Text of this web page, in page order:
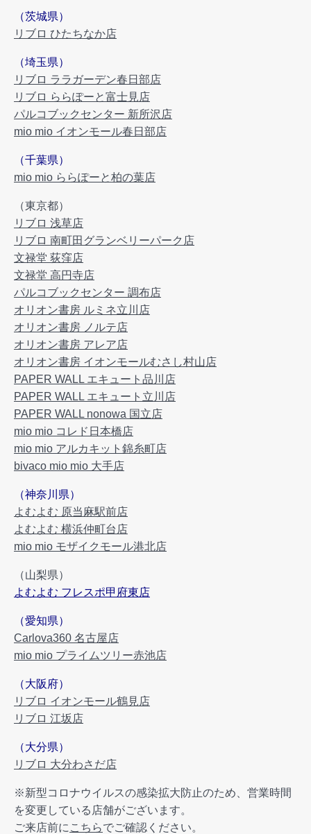
（茨城県）
リブロ ひたちなか店
（埼玉県）
リブロ ララガーデン春日部店
リブロ ららぽーと富士見店
パルコブックセンター 新所沢店
mio mio イオンモール春日部店
（千葉県）
mio mio ららぽーと柏の葉店
（東京都）
リブロ 浅草店
リブロ 南町田グランベリーパーク店
文禄堂 荻窪店
文禄堂 高円寺店
パルコブックセンター 調布店
オリオン書房 ルミネ立川店
オリオン書房 ノルテ店
オリオン書房 アレア店
オリオン書房 イオンモールむさし村山店
PAPER WALL エキュート品川店
PAPER WALL エキュート立川店
PAPER WALL nonowa 国立店
mio mio コレド日本橋店
mio mio アルカキット錦糸町店
bivaco mio mio 大手店
（神奈川県）
よむよむ 原当麻駅前店
よむよむ 横浜仲町台店
mio mio モザイクモール港北店
（山梨県）
よむよむ フレスポ甲府東店
（愛知県）
Carlova360 名古屋店
mio mio プライムツリー赤池店
（大阪府）
リブロ イオンモール鶴見店
リブロ 江坂店
（大分県）
リブロ 大分わさだ店
※新型コロナウイルスの感染拡大防止のため、営業時間
を変更している店舗がございます。
ご来店前に こちらでご確認ください。